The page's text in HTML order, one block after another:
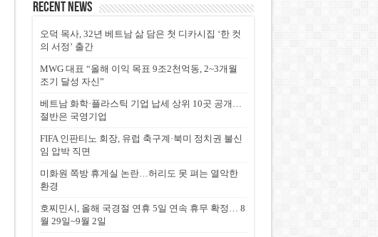
Recent News
오덕 목사, 32년 베트남 삶 담은 첫 디카시집 ‘한 컷
의 서정’ 출간
MWG 대표 “올해 이익 목표 9조2천억동, 2~3개월
조기 달성 자신”
베트남 화학·플라스틱 기업 납세 상위 10곳 공개…
절반은 국영기업
FIFA 인판티노 회장, 유럽 축구계·북미 정치권 불신
임 압박 직면
미화원 쪽방 휴게실 논란…허리도 못 펴는 열악한
환경
호찌민시, 올해 국경절 연휴 5일 연속 휴무 확정… 8
월 29일~9월 2일